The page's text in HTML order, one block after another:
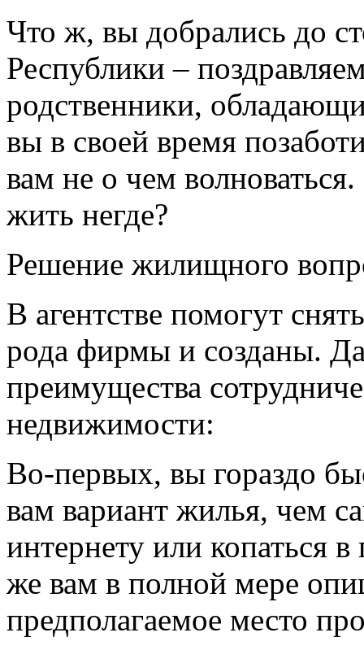
Что ж, вы добрались до
Республики –
родственники,
вы в своей время
вам не о чем
жить негде?
Решение жилищного
В агентстве помогут
рода фирмы и созданы.
преимущества
недвижимости:
Во-первых, вы гораздо
вам вариант жилья, чем
интернету или копаться
же вам в полной мере
предполагаемое место